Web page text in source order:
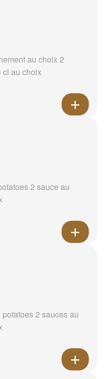
au choix 2
cl au choix
2 sauce au
2 sauces au